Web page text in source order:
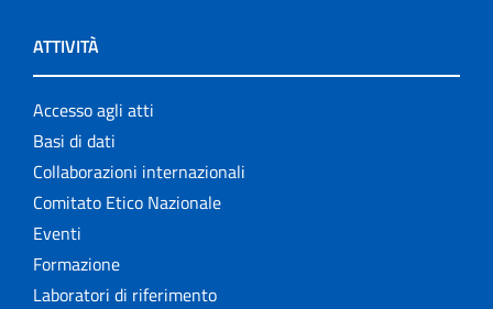
ATTIVITÀ
Accesso agli atti
Basi di dati
Collaborazioni internazionali
Comitato Etico Nazionale
Eventi
Formazione
Laboratori di riferimento